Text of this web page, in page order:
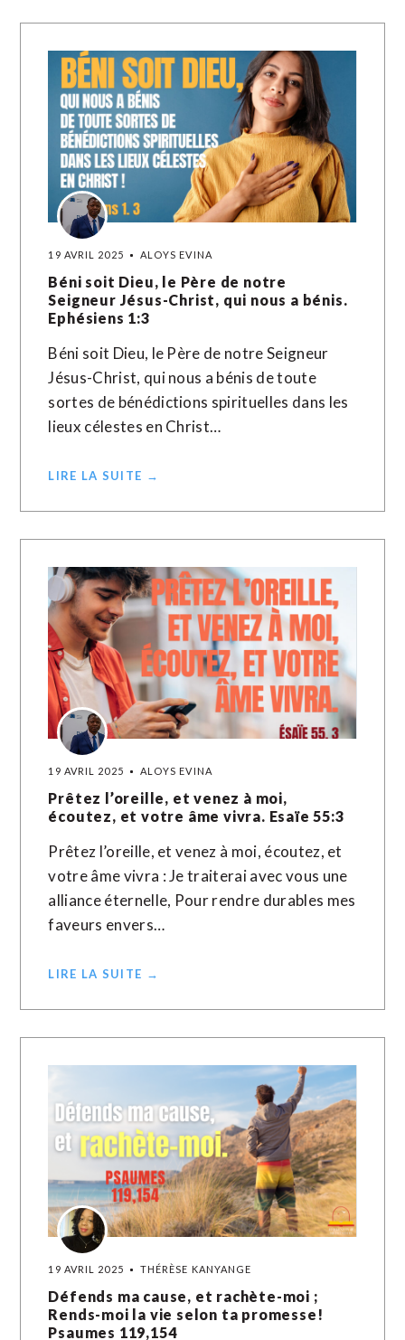
19 AVRIL 2025 ALOYS EVINA
Béni soit Dieu, le Père de notre
Seigneur Jésus-Christ, qui nous a bénis.
Ephésiens 1:3
Béni soit Dieu, le Père de notre Seigneur
Jésus-Christ, qui nous a bénis de toute
sortes de bénédictions spirituelles dans les
lieux célestes en Christ…
LIRE LA SUITE →
19 AVRIL 2025 ALOYS EVINA
Prêtez l’oreille, et venez à moi,
écoutez, et votre âme vivra. Esaïe 55:3
Prêtez l’oreille, et venez à moi, écoutez, et
votre âme vivra : Je traiterai avec vous une
alliance éternelle, Pour rendre durables mes
faveurs envers…
LIRE LA SUITE →
19 AVRIL 2025 THÉRÈSE KANYANGE
Défends ma cause, et rachète-moi ;
Rends-moi la vie selon ta promesse!
Psaumes 119,154